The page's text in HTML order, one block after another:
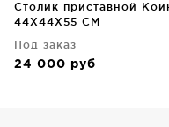
Столик приставной
44X44X55 CM
Под заказ
24 000 руб